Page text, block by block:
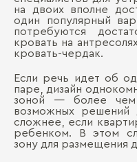
на двоих вполне
один популярный
потребуются
кровать на
кровать-чердак.
Если речь идет об
паре, дизайн
зоной ― более чем
возможных решений
сложнее, если
ребенком. В этом
зону для размещения